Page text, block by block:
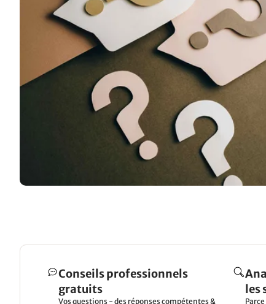
Conseils professionnels
gratuits
Vos questions - des réponses compétentes &
les